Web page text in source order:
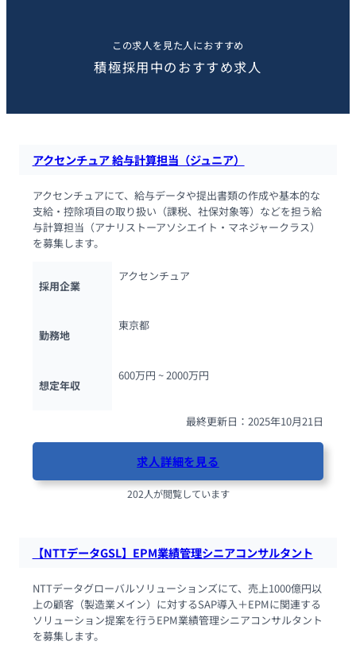
この求人を見た人におすすめ
積極採用中のおすすめ求人
アクセンチュア 給与計算担当（ジュニア）
アクセンチュアにて、給与データや提出書類の作成や基本的な
支給・控除項目の取り扱い（課税、社保対象等）などを担う給
与計算担当（アナリストーアソシエイト・マネジャークラス）
を募集します。
採用企業
アクセンチュア
勤務地
東京都
想定年収
600万円 ~ 2000万円
最終更新日：2025年10月21日
求人詳細を見る
202人が閲覧しています
【NTTデータGSL】EPM業績管理シニアコンサルタント
NTTデータグローバルソリューションズにて、売上1000億円以
上の顧客（製造業メイン）に対するSAP導入＋EPMに関連する
ソリューション提案を行うEPM業績管理シニアコンサルタント
を募集します。